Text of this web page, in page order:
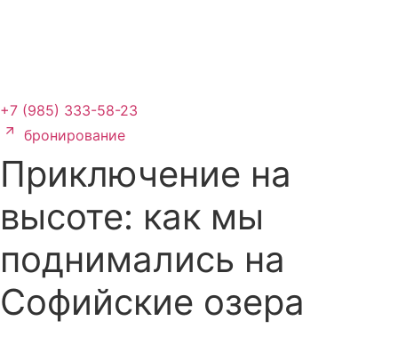
+7 (985) 333-58-23
бронирование
Приключение на
высоте: как мы
поднимались на
Софийские озера